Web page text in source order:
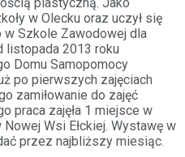
w Olecku oraz uczył się
Szkole Zawodowej dla
listopada 2013 roku
Domu Samopomocy
po pierwszych zajęciach
zamiłowanie do zajęć
praca zajęła 1 miejsce w
Wsi Ełckiej. Wystawę w
przez najbliższy miesiąc.